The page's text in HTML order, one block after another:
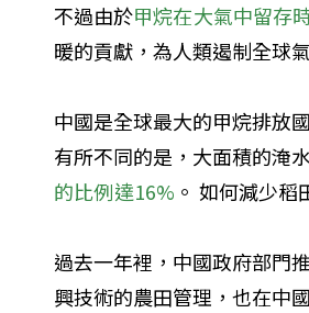
不過由於甲烷在大氣中留存
暖的貢獻，為人類遏制全球
中國是全球最大的甲烷排放
有所不同的是，大面積的淹
的比例達16% 。 如何減少
過去一年裡，中國政府部門
興技術的農田管理，也在中